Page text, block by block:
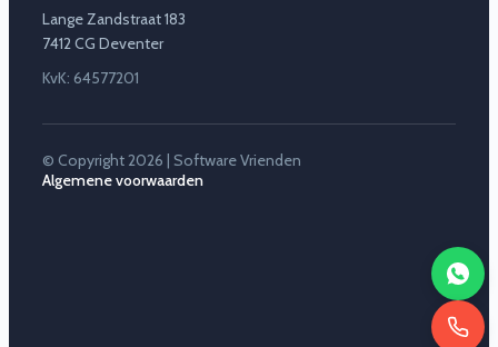
Lange Zandstraat 183
7412 CG Deventer
KvK: 64577201
© Copyright 2026 | Software Vrienden
Algemene voorwaarden